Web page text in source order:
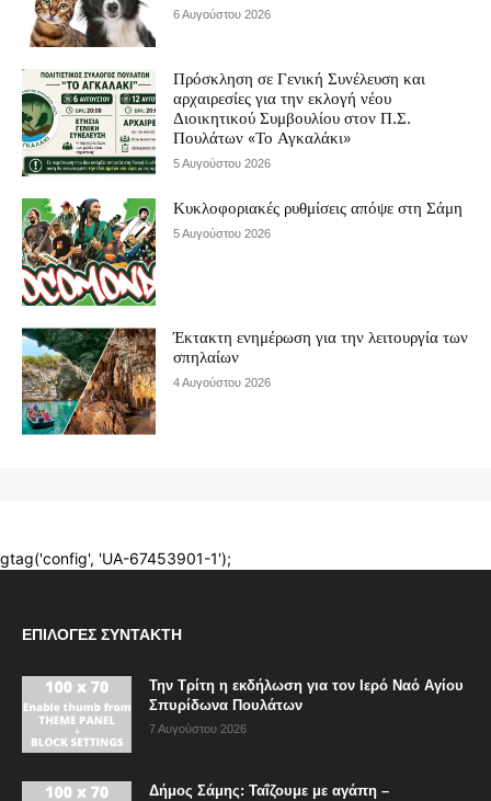
ΕΠΙΛΟΓΈΣ ΣΥΝΤΆΚΤΗ
Την Τρίτη η εκδήλωση για τον Ιερό Ναό Αγίου
Σπυρίδωνα Πουλάτων
7 Αυγούστου 2026
Δήμος Σάμης: Ταΐζουμε με αγάπη –